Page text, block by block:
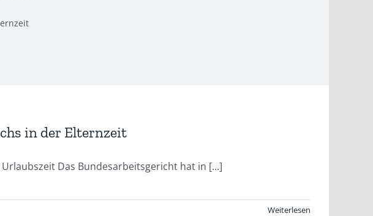
in der Elternzeit
Das Bundesarbeitsgericht hat in [...]
Weiterlesen